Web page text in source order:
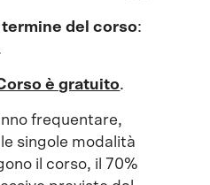
del corso:
è gratuito.
frequentare,
singole modalità
il corso, il 70%